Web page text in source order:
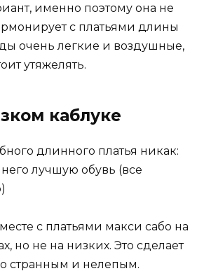
именно поэтому она не
с платьями длины
очень легкие и воздушные,
утяжелять.
каблуке
с платьями макси сабо на
но не на низких. Это сделает
странным и нелепым.